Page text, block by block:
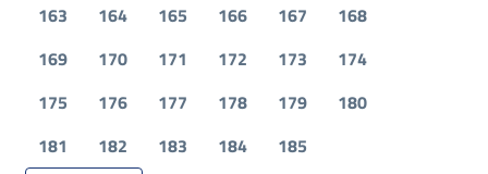
163
164 165 166 167
168
169
170 171 172 173
174
175
176 177 178 179
180
181
182 183 184
185